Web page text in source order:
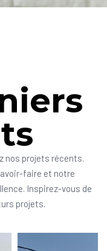
nos projets récents.
faire et notre
Inspirez-vous de
projets.